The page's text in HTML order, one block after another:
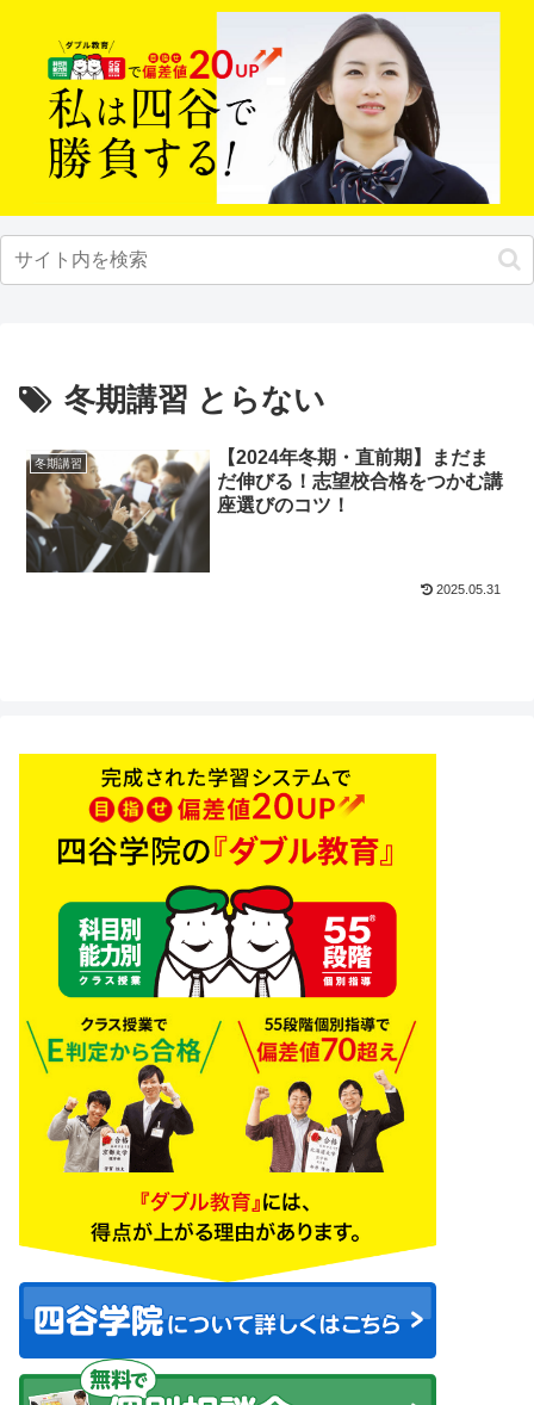
冬期講習 とらない
冬期講習
【2024年冬期・直前期】まだま
だ伸びる！志望校合格をつかむ講
座選びのコツ！
2025.05.31